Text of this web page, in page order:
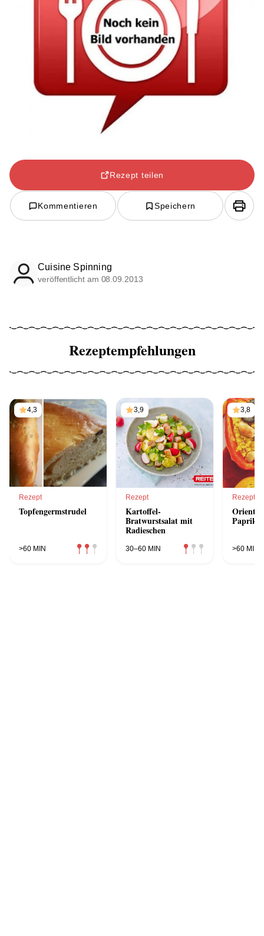
Rezept teilen
Kommentieren Speichern
Cuisine Spinning
veröffentlicht am 08.09.2013
Rezeptempfehlungen
4,3
Rezept
Topfengermstrudel
>60 MIN
3,9
Rezept
Kartoffel-
Bratwurstsalat mit
Radieschen
30–60 MIN
3,8
Rezept
>60 MIN